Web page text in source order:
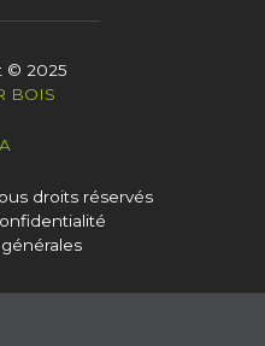
© 2025
BOIS
droits réservés